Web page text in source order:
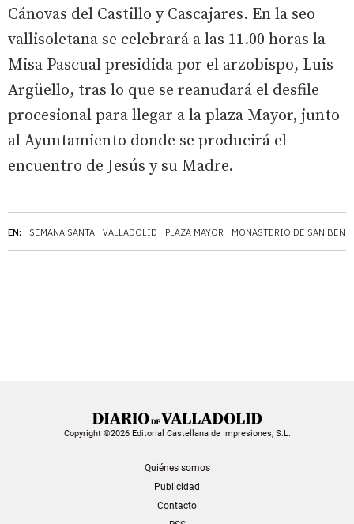
EN: SEMANA SANTA VALLADOLID PLAZA MAYOR MONASTERIO DE SAN
Cánovas del Castillo y Cascajares. En la seo
vallisoletana se celebrará a las 11.00 horas la
Misa Pascual presidida por el arzobispo, Luis
Argüello, tras lo que se reanudará el desfile
procesional para llegar a la plaza Mayor, junto
al Ayuntamiento donde se producirá el
encuentro de Jesús y su Madre.
Copyright ©2026 Editorial Castellana de Impresiones, S.L.
Quiénes somos
Publicidad
Contacto